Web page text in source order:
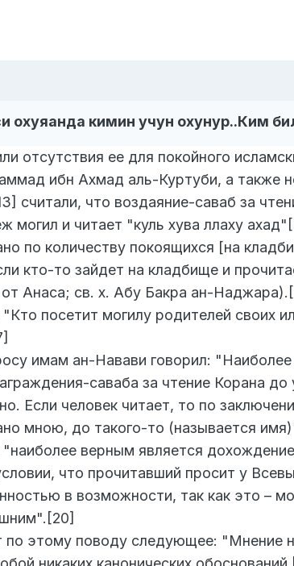
охуяанда кимин учун охунур..Ким
отсутствия ее для покойного
ибн Ахмад аль-Куртуби, а также
считали, что воздаяние-саваб за
и читает "куль хува ллаху
по количеству покоящихся [на
кто-то зайдет на кладбище и
Анаса; св. х. Абу Бакра ан-
посетит могилу родителей своих
имам ан-Навави говорил:
саваба за чтение Корана до
Если человек читает, то по
мною, до такого-то (называется
верным является
что прочитавший просит у
в возможности, так как это –
этому поводу следующее: "Мнение